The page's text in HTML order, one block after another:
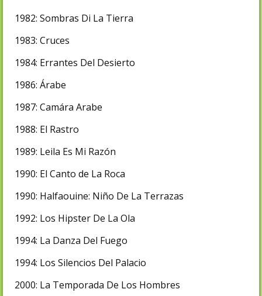
1982: Sombras Di La Tierra
1983: Cruces
1984: Errantes Del Desierto
1986: Árabe
1987: Camára Arabe
1988: El Rastro
1989: Leila Es Mi Razón
1990: El Canto de La Roca
1990: Halfaouine: Niño De La Terrazas
1992: Los Hipster De La Ola
1994: La Danza Del Fuego
1994: Los Silencios Del Palacio
2000: La Temporada De Los Hombres